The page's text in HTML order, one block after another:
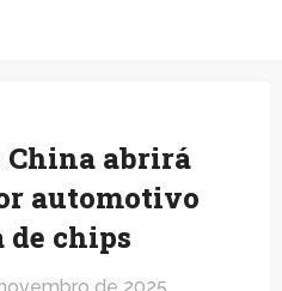
China abrirá
automotivo
chips